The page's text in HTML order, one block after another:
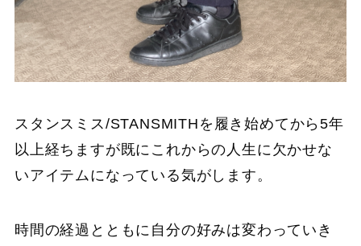
スタンスミス/STANSMITHを履き始めてから5年
以上経ちますが既にこれからの人生に欠かせな
いアイテムになっている気がします。
時間の経過とともに自分の好みは変わっていき